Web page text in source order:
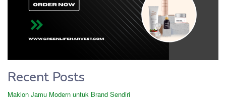
Recent Posts
Maklon Jamu Modern untuk Brand Sendiri